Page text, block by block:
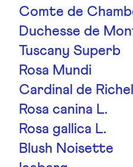
Comte de
Duchesse de
Tuscany Superb
Rosa Mundi
Cardinal de
Rosa canina L.
Rosa gallica L.
Blush Noisette